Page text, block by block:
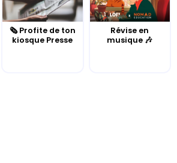
🗞️ Profite de ton
kiosque Presse
Révise en
musique 🎶